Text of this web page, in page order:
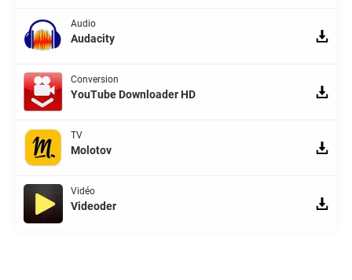
Audio
Audacity
Conversion
YouTube Downloader HD
TV
Molotov
Vidéo
Videoder